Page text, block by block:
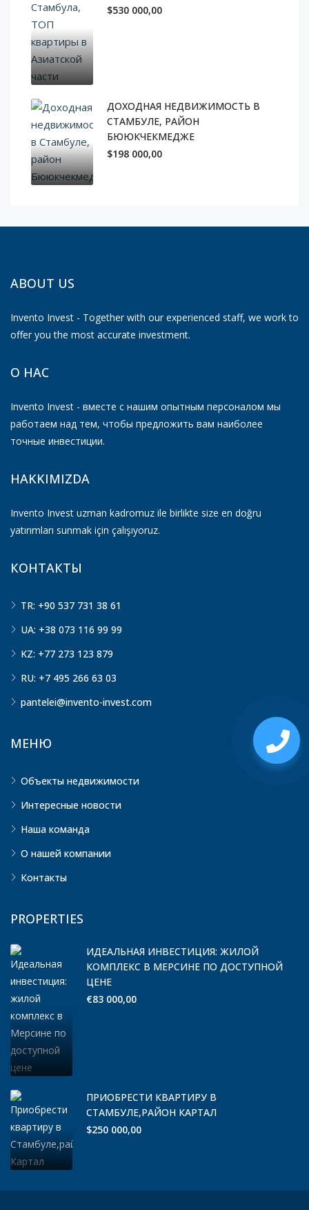
$530 000,00
ДОХОДНАЯ НЕДВИЖИМОСТЬ В
СТАМБУЛЕ, РАЙОН
БЮЮКЧЕКМЕДЖЕ
$198 000,00
ABOUT US
Invento Invest - Together with our experienced staff, we work to
offer you the most accurate investment.
О НАС
Invento Invest - вместе с нашим опытным персоналом мы
работаем над тем, чтобы предложить вам наиболее
точные инвестиции.
HAKKIMIZDA
Invento Invest uzman kadromuz ile birlikte size en doğru
yatırımları sunmak için çalışıyoruz.
КОНТАКТЫ
TR: +90 537 731 38 61
UA: +38 073 116 99 99
KZ: +77 273 123 879
RU: +7 495 266 63 03
pantelei@invento-invest.com
МЕНЮ
Объекты недвижимости
Интересные новости
Наша команда
О нашей компании
Контакты
PROPERTIES
ИДЕАЛЬНАЯ ИНВЕСТИЦИЯ: ЖИЛОЙ
КОМПЛЕКС В МЕРСИНЕ ПО ДОСТУПНОЙ
ЦЕНЕ
€83 000,00
ПРИОБРЕСТИ КВАРТИРУ В
СТАМБУЛЕ,РАЙОН КАРТАЛ
$250 000,00